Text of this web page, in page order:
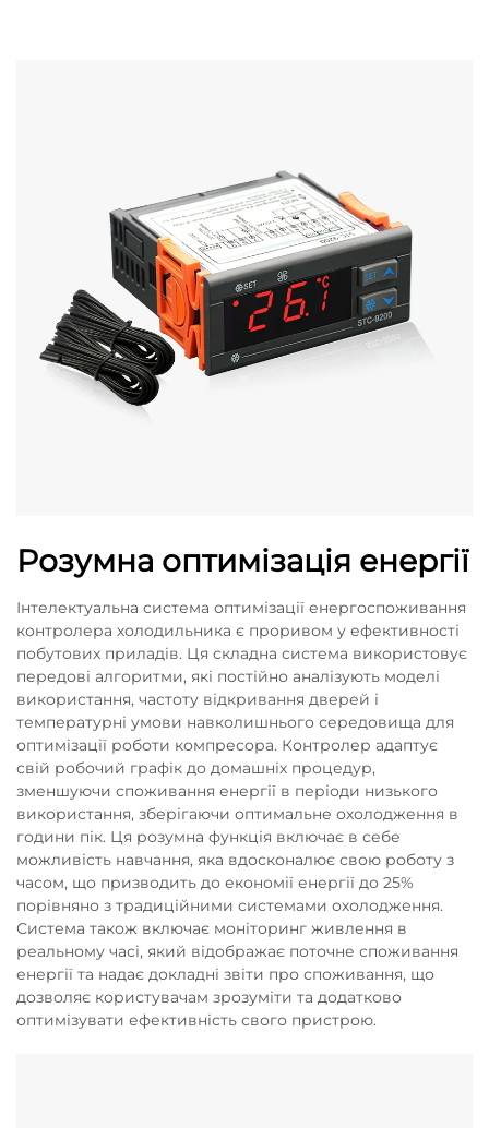
Розумна оптимізація енергії
Інтелектуальна система оптимізації енергоспоживання
контролера холодильника є проривом у ефективності
побутових приладів. Ця складна система використовує
передові алгоритми, які постійно аналізують моделі
використання, частоту відкривання дверей і
температурні умови навколишнього середовища для
оптимізації роботи компресора. Контролер адаптує
свій робочий графік до домашніх процедур,
зменшуючи споживання енергії в періоди низького
використання, зберігаючи оптимальне охолодження в
години пік. Ця розумна функція включає в себе
можливість навчання, яка вдосконалює свою роботу з
часом, що призводить до економії енергії до 25%
порівняно з традиційними системами охолодження.
Система також включає моніторинг живлення в
реальному часі, який відображає поточне споживання
енергії та надає докладні звіти про споживання, що
дозволяє користувачам зрозуміти та додатково
оптимізувати ефективність свого пристрою.